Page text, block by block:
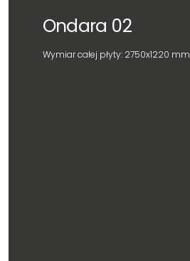
Ondara 02
Wymiar całej płyty: 2750x1220 mm